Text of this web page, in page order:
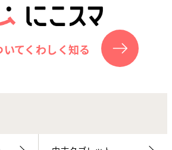
ー
いてくわしく知る